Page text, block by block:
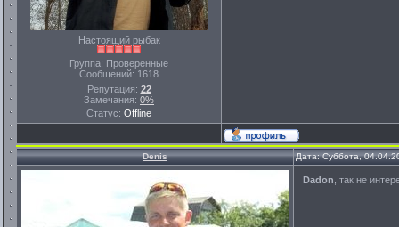
Настоящий рыбак
Группа: Проверенные
Сообщений: 1618
Репутация: 22
Замечания: 0%
Статус: Offline
Denis Дата: Суббота,
Dadon , так не